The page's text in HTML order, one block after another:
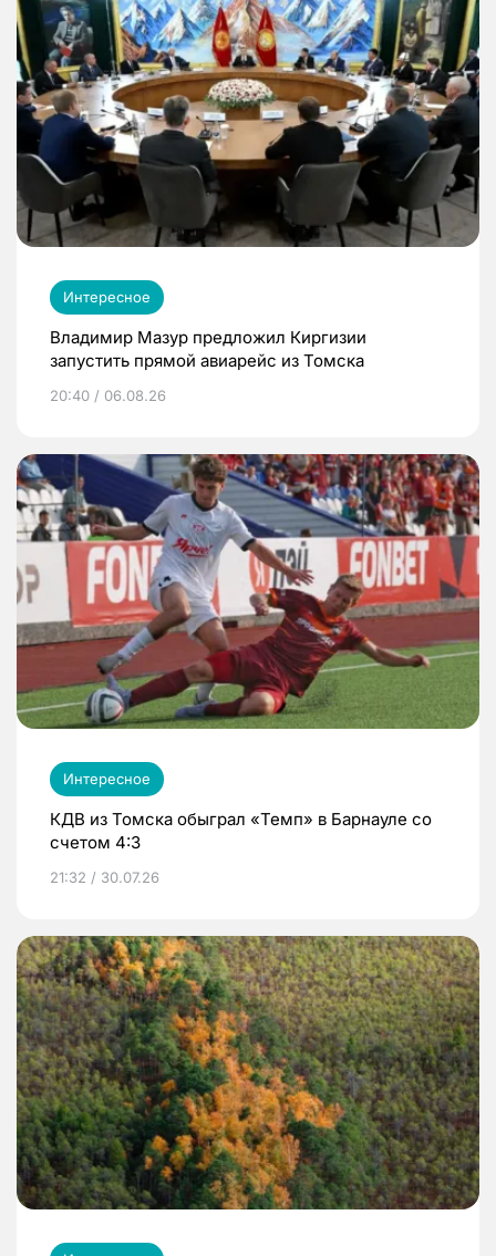
Интересное
Владимир Мазур предложил Киргизии
запустить прямой авиарейс из Томска
20:40 / 06.08.26
Интересное
КДВ из Томска обыграл «Темп» в Барнауле со
счетом 4:3
21:32 / 30.07.26